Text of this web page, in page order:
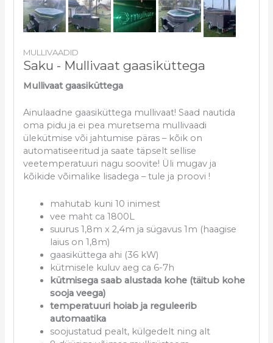
MULLIVAADID
Saku - Mullivaat gaasiküttega
Mullivaat gaasiküttega
Ainulaadne gaasiküttega mullivaat! Saad nautida
oma pidu ja ei pea muretsema mullivaadi
ülekütmise või jahtumise päras – kõik on
automatiseeritud ja saate täpselt sellise
veetemperatuuri nagu soovite! Üli mugav ja
kõikide võimalike lisadega – tule ja proovi !
mahutab kuni 10 inimest
vee maht ca 1800L
suurus 1,8m x 2,4m ja sügavus 1m (haagise
laius on 1,8m)
gaasiküttega ahi (36 kW)
kütmisele kuluv aeg ca 6-7h
kütmisega saab alustada kohe (täitub kohe
sooja veega)
temperatuuri hoiab ja reguleerib
automaatika
soojustatud pealt, külgedelt ning alt